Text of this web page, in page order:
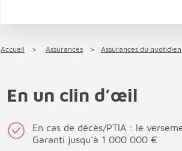
Accueil Assurances Assurances du quotidien
En un clin d’œil
En cas de décès/PTIA : le
Garanti jusqu'à 1 000 000 €